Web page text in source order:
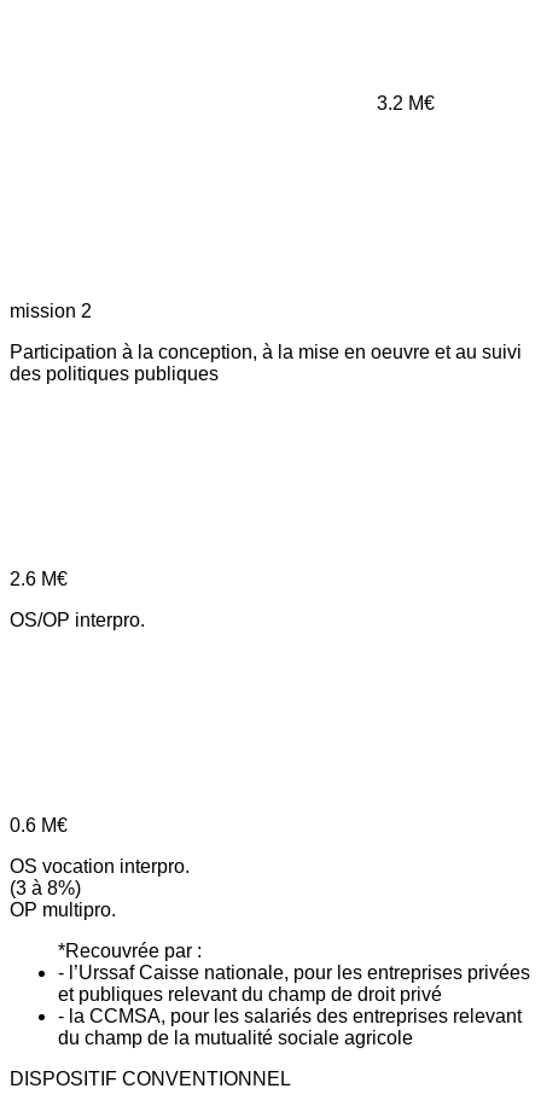
3.2 M€
mission 2
Participation à la conception, à la mise en oeuvre et au suivi
des politiques publiques
2.6 M€
OS/OP interpro.
0.6 M€
OS vocation interpro.
(3 à 8%)
OP multipro.
*Recouvrée par :
- l’Urssaf Caisse nationale, pour les entreprises privées
et publiques relevant du champ de droit privé
- la CCMSA, pour les salariés des entreprises relevant
du champ de la mutualité sociale agricole
DISPOSITIF CONVENTIONNEL